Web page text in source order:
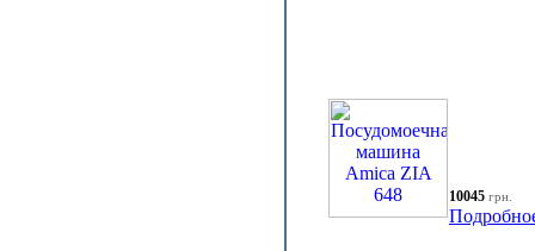
10045 грн.